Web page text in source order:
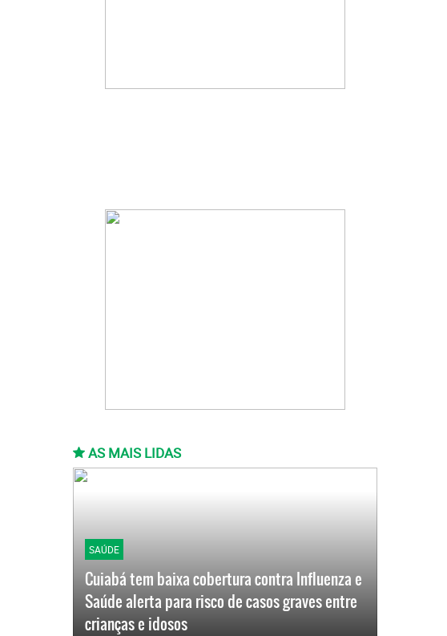
AS MAIS LIDAS
SAÚDE
Cuiabá tem baixa cobertura contra Influenza e
Saúde alerta para risco de casos graves entre
crianças e idosos